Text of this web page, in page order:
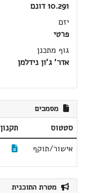
10.291 דונם
יזם
פרטי
גוף מתכנן
אדר' ג'ון נידלמן
מסמכים
סטטוס תקנון
אישור/תוקף
מטרת התוכנית